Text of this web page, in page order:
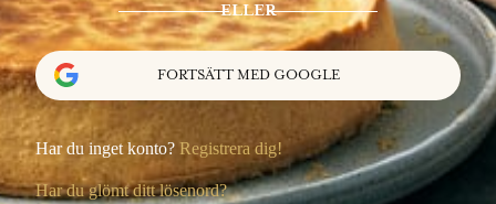
ELLER
FORTSÄTT MED GOOGLE
Har du inget konto? Registrera dig!
Har du glömt ditt lösenord?